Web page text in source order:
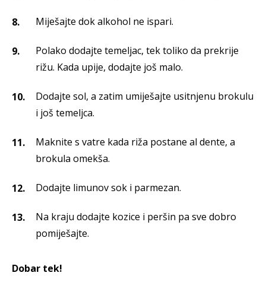
Miješajte dok alkohol ne ispari.
Polako dodajte temeljac, tek toliko da prekrije
rižu. Kada upije, dodajte još malo.
Dodajte sol, a zatim umiješajte usitnjenu brokulu
i još temeljca.
Maknite s vatre kada riža postane al dente, a
brokula omekša.
Dodajte limunov sok i parmezan.
Na kraju dodajte kozice i peršin pa sve dobro
pomiješajte.
Dobar tek!